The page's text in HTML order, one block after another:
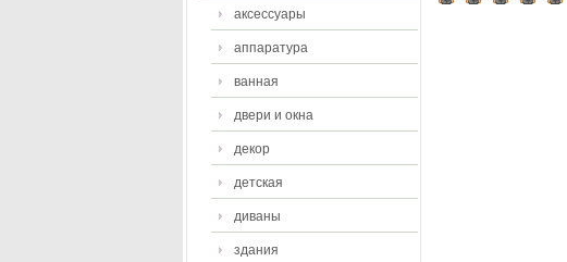
аксессуары
аппаратура
ванная
двери и окна
декор
детская
диваны
здания